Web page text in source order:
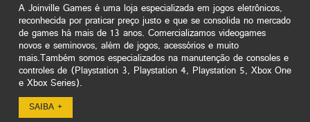
A Joinville Games é uma loja especializada em jogos eletrônicos,
reconhecida por praticar preço justo e que se consolida no mercado
de games há mais de 13 anos. Comercializamos videogames
novos e seminovos, além de jogos, acessórios e muito
mais.Também somos especializados na manutenção de consoles e
controles de (Playstation 3, Playstation 4, Playstation 5, Xbox One
e Xbox Series).
SAIBA +